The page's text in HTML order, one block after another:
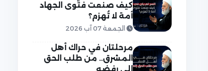
كيف صنعت فتوى الجهاد
أمة لا تُهزم؟
الجمعة 07 آب 2026
مرحلتان في حراك أهل
المشرق.. من طلب الحق
إلى رفضه